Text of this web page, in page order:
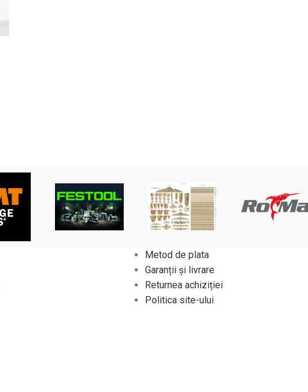
Metod de plata
Garanții și livrare
Returnea achiziției
Politica site-ului